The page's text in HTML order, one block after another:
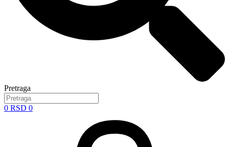
Pretraga
0 RSD 0